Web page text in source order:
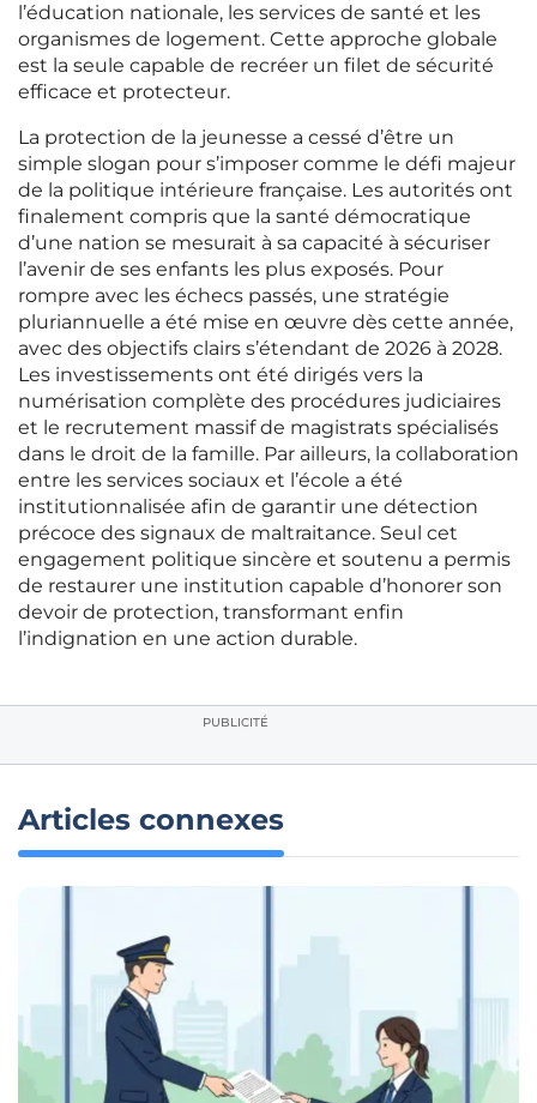
l’éducation nationale, les services de santé et les
organismes de logement. Cette approche globale
est la seule capable de recréer un filet de sécurité
efficace et protecteur.
La protection de la jeunesse a cessé d’être un
simple slogan pour s’imposer comme le défi majeur
de la politique intérieure française. Les autorités ont
finalement compris que la santé démocratique
d’une nation se mesurait à sa capacité à sécuriser
l’avenir de ses enfants les plus exposés. Pour
rompre avec les échecs passés, une stratégie
pluriannuelle a été mise en œuvre dès cette année,
avec des objectifs clairs s’étendant de 2026 à 2028.
Les investissements ont été dirigés vers la
numérisation complète des procédures judiciaires
et le recrutement massif de magistrats spécialisés
dans le droit de la famille. Par ailleurs, la collaboration
entre les services sociaux et l’école a été
institutionnalisée afin de garantir une détection
précoce des signaux de maltraitance. Seul cet
engagement politique sincère et soutenu a permis
de restaurer une institution capable d’honorer son
devoir de protection, transformant enfin
l’indignation en une action durable.
PUBLICITÉ
Articles connexes